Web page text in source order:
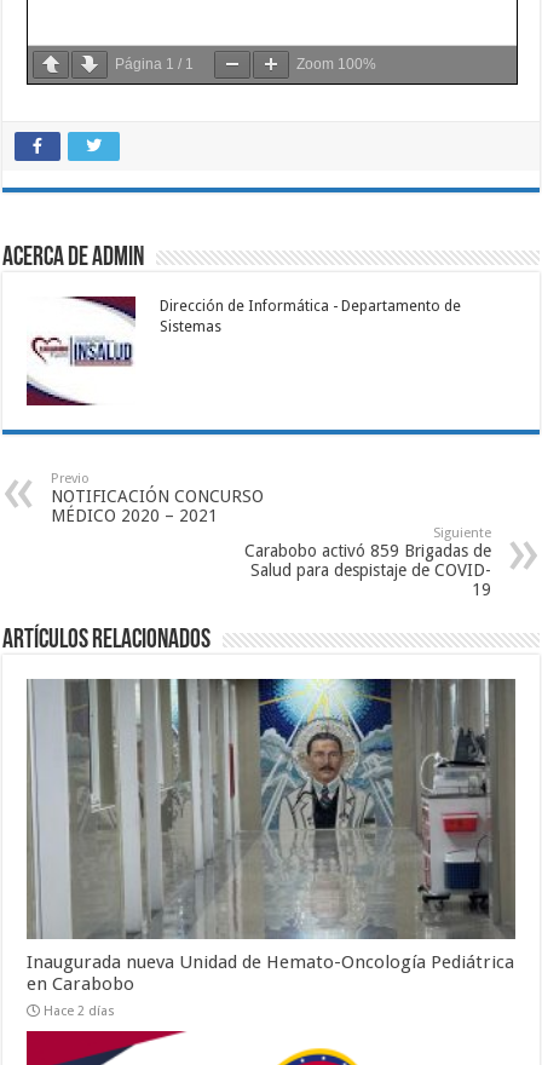
Página 1 / 1 Zoom 100%
Acerca de admin
Dirección de Informática - Departamento de
Sistemas
Previo
NOTIFICACIÓN CONCURSO
MÉDICO 2020 – 2021
Siguiente
Carabobo activó 859 Brigadas de
Salud para despistaje de COVID-
19
Artículos relacionados
Inaugurada nueva Unidad de Hemato-Oncología Pediátrica
en Carabobo
Hace 2 días